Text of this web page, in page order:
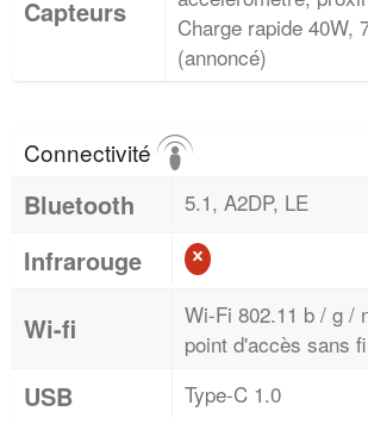
Capteurs
Charge rapide 40W,
(annoncé)
Connectivité
Bluetooth 5.1, A2DP, LE
Infrarouge
Wi-fi
Wi-Fi 802.11 b / g /
point d'accès sans
USB Type-C 1.0